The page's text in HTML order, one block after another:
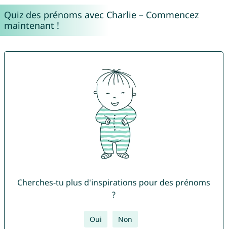
Quiz des prénoms avec Charlie – Commencez
maintenant !
Cherches-tu plus d'inspirations pour des prénoms
?
Oui Non